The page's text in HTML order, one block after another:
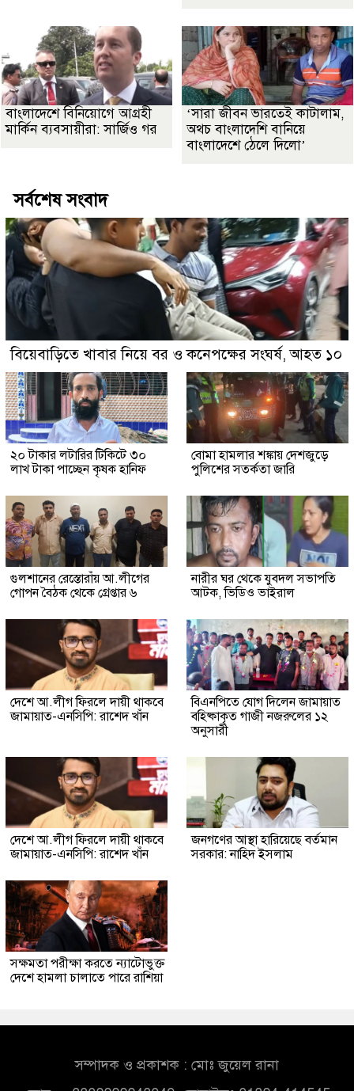
বাংলাদেশে বিনিয়োগে আগ্রহী
মার্কিন ব্যবসায়ীরা: সার্জিও গর
‘সারা জীবন ভারতেই কাটালাম,
অথচ বাংলাদেশি বানিয়ে
বাংলাদেশে ঠেলে দিলো’
সর্বশেষ সংবাদ
বিয়েবাড়িতে খাবার নিয়ে বর ও কনেপক্ষের সংঘর্ষ, আহত ১০
২০ টাকার লটারির টিকিটে ৩০
লাখ টাকা পাচ্ছেন কৃষক হানিফ
বোমা হামলার শঙ্কায় দেশজুড়ে
পুলিশের সতর্কতা জারি
গুলশানের রেস্তোরাঁয় আ.লীগের
গোপন বৈঠক থেকে গ্রেপ্তার ৬
নারীর ঘর থেকে যুবদল সভাপতি
আটক, ভিডিও ভাইরাল
দেশে আ.লীগ ফিরলে দায়ী থাকবে
জামায়াত-এনসিপি: রাশেদ খাঁন
বিএনপিতে যোগ দিলেন জামায়াত
বহিষ্কাকৃত গাজী নজরুলের ১২
অনুসারী
দেশে আ.লীগ ফিরলে দায়ী থাকবে
জামায়াত-এনসিপি: রাশেদ খাঁন
জনগণের আস্থা হারিয়েছে বর্তমান
সরকার: নাহিদ ইসলাম
সক্ষমতা পরীক্ষা করতে ন্যাটোভুক্ত
দেশে হামলা চালাতে পারে রাশিয়া
সম্পাদক ও প্রকাশক : মোঃ জুয়েল রানা